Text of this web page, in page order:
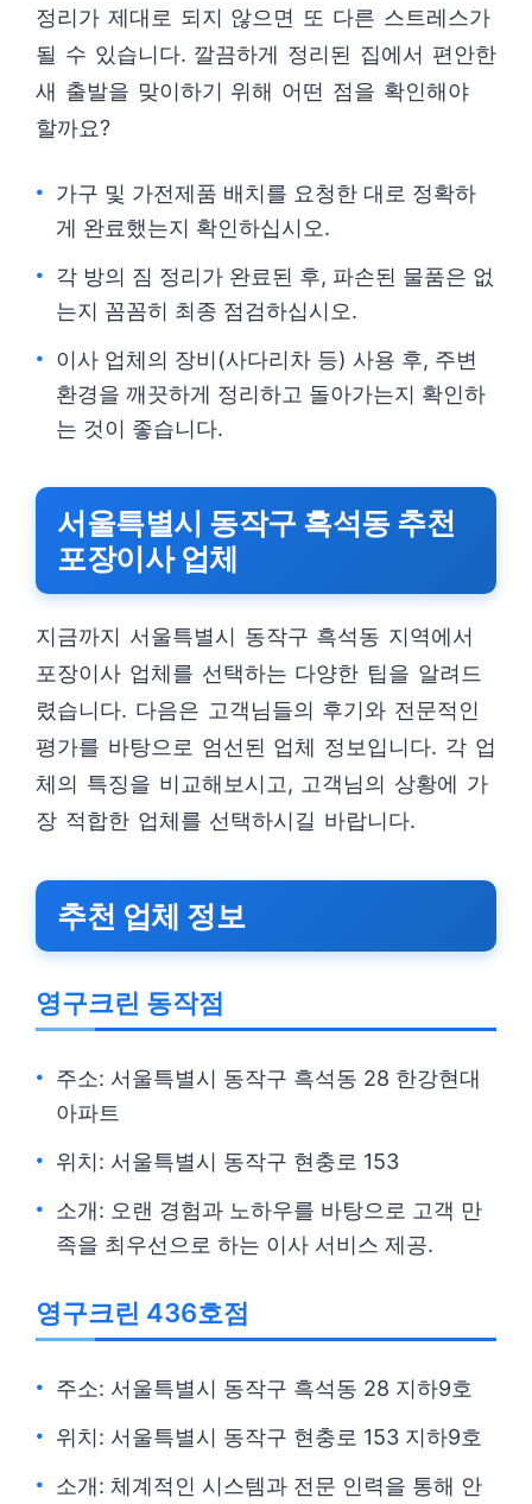
정리가 제대로 되지 않으면 또 다른 스트레스가
될 수 있습니다. 깔끔하게 정리된 집에서 편안한
새 출발을 맞이하기 위해 어떤 점을 확인해야
할까요?
가구 및 가전제품 배치를 요청한 대로 정확하
게 완료했는지 확인하십시오.
각 방의 짐 정리가 완료된 후, 파손된 물품은 없
는지 꼼꼼히 최종 점검하십시오.
이사 업체의 장비(사다리차 등) 사용 후, 주변
환경을 깨끗하게 정리하고 돌아가는지 확인하
는 것이 좋습니다.
서울특별시 동작구 흑석동 추천
포장이사 업체
지금까지 서울특별시 동작구 흑석동 지역에서
포장이사 업체를 선택하는 다양한 팁을 알려드
렸습니다. 다음은 고객님들의 후기와 전문적인
평가를 바탕으로 엄선된 업체 정보입니다. 각 업
체의 특징을 비교해보시고, 고객님의 상황에 가
장 적합한 업체를 선택하시길 바랍니다.
추천 업체 정보
영구크린 동작점
주소: 서울특별시 동작구 흑석동 28 한강현대
아파트
위치: 서울특별시 동작구 현충로 153
소개: 오랜 경험과 노하우를 바탕으로 고객 만
족을 최우선으로 하는 이사 서비스 제공.
영구크린 436호점
주소: 서울특별시 동작구 흑석동 28 지하9호
위치: 서울특별시 동작구 현충로 153 지하9호
소개: 체계적인 시스템과 전문 인력을 통해 안